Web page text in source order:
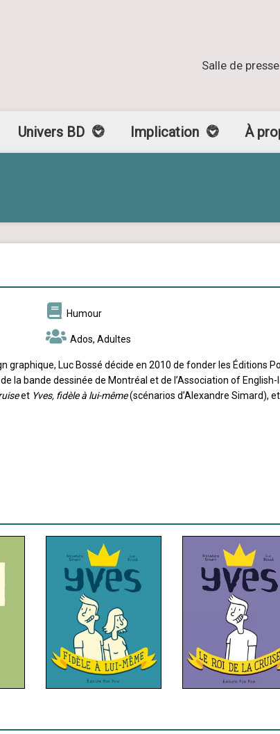
Salle de presse
Univers BD Implication À
Humour
Ados, Adultes
graphique, Luc Bossé décide en 2010 de fonder les Éditions
la bande dessinée de Montréal et de l’Association of
et Yves, fidèle à lui-même(scénarios d’Alexandre Simard),